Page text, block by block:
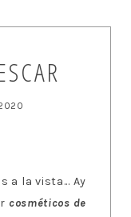
a la vista... Ay
cosméticos de